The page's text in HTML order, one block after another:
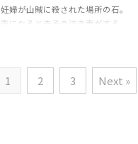
妊婦が山賊に殺された場所の石。
夜になると赤子の泣き声がする。
1 2 3 Next »